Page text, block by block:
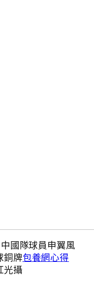
國隊球員申翼風
銅牌包養網心得
光攝